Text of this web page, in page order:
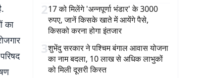
का
217 को मिलेंगे 'अन्नपूर्णा भंडार' के 3000
रुपए, जानें किसके खाते में आयेंगे पैसे,
किसको करना होगा इंतजार
3शुभेंदु सरकार ने पश्चिम बंगाल आवास योजना
का नाम बदला, 10 लाख से अधिक लाभुकों
को मिली दूसरी किस्त